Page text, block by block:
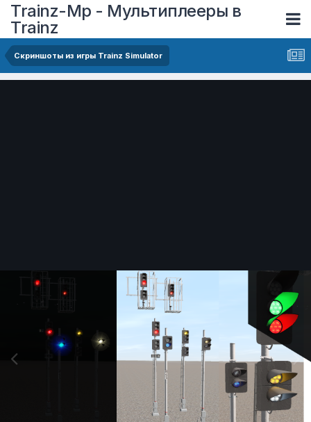
Trainz-Mp - Мультиплееры в
Trainz
Скриншоты из игры Trainz Simulator